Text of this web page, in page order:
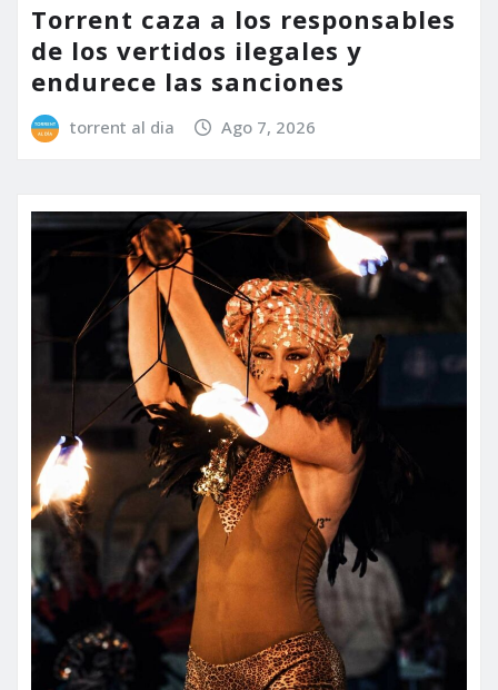
Torrent caza a los responsables
de los vertidos ilegales y
endurece las sanciones
torrent al dia Ago 7, 2026